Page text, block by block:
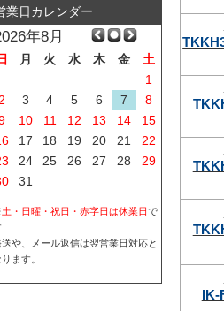
業日カレンダー
年8月
月 火 水 木 金
土
1
2
3 4 5 6 7
8
10 11 12 13 14
15
17 18 19 20 21
22
24 25 26 27 28
29
31
土・日曜・祝日・赤字日は休業日で
送や、メール返信は翌営業日対応と
ます。
IK-